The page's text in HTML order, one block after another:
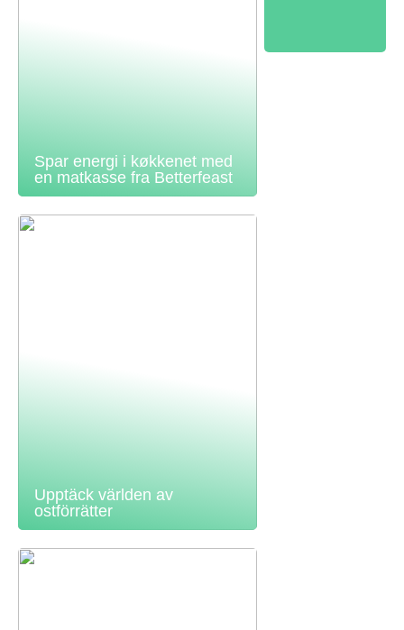
Spar energi i køkkenet med
en matkasse fra Betterfeast
Upptäck världen av
ostförrätter